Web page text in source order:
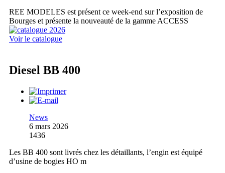
REE MODELES est présent ce week-end sur l’exposition de
Bourges et présente la nouveauté de la gamme ACCESS
Voir le catalogue
Diesel BB 400
News
6 mars 2026
1436
Les BB 400 sont livrés chez les détaillants, l’engin est équipé
d’usine de bogies HO m